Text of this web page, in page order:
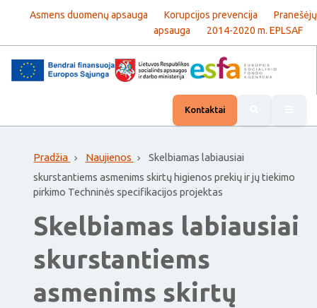
Asmens duomenų apsauga Korupcijos prevencija
Pranešėjų
apsauga
2014-2020 m. EPLSAF
Kontaktai
Pradžia Naujienos
Skelbiamas labiausiai
skurstantiems asmenims skirtų higienos prekių ir jų tiekimo
pirkimo Techninės specifikacijos projektas
Skelbiamas labiausiai
skurstantiems
asmenims skirtų